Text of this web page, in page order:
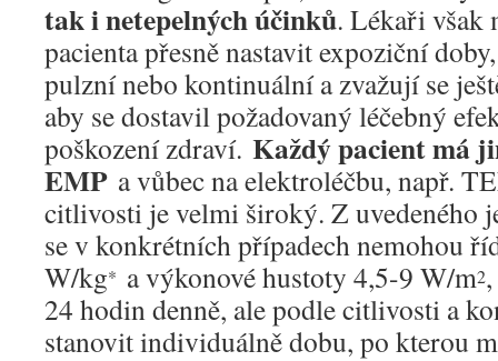
tak i netepelných účinků. Lékaři však
pacienta přesně nastavit expoziční
pulzní nebo kontinuální a zvažují se
aby se dostavil požadovaný léčebný
poškození zdraví. Každý pacient má
EMP a vůbec na elektroléčbu, např.
citlivosti je velmi široký. Z uvedeného
se v konkrétních případech nemohou
W/kg* a výkonové hustoty 4,5-9 W/m2
24 hodin denně, ale podle citlivosti a
stanovit individuálně dobu, po kterou